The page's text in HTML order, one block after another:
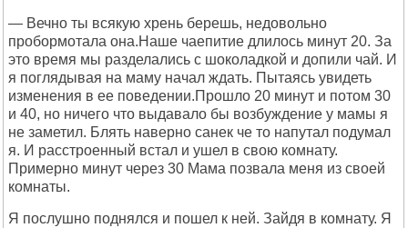
— Вечно ты всякую хрень берешь, недовольно
пробормотала она.Наше чаепитие длилось минут 20. За
это время мы разделались с шоколадкой и допили чай. И
я поглядывая на маму начал ждать. Пытаясь увидеть
изменения в ее поведении.Прошло 20 минут и потом 30
и 40, но ничего что выдавало бы возбуждение у мамы я
не заметил. Блять наверно санек че то напутал подумал
я. И расстроенный встал и ушел в свою комнату.
Примерно минут через 30 Мама позвала меня из своей
комнаты.
Я послушно поднялся и пошел к ней. Зайдя в комнату. Я